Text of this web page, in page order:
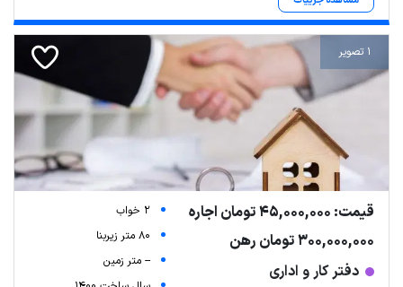
1 تصویر
قیمت: 45,000,000 تومان اجاره
300,000,000 تومان رهن
دفتر کار و اداری
2 خواب
80 متر زیربنا
-- متر زمین